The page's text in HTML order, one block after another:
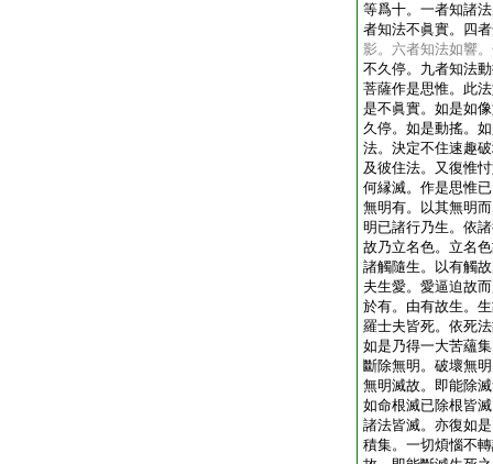
等爲十。一者知諸
者知法不眞實。四
影。六者知法如響
不久停。九者知法
菩薩作是思惟。此
是不眞實。如是如
久停。如是動搖。
法。決定不住速趣
及彼住法。又復惟
何縁滅。作是思惟
無明有。以其無明
明已諸行乃生。依
故乃立名色。立名
諸觸隨生。以有觸
夫生愛。愛逼迫故
於有。由有故生。
羅士夫皆死。依死
如是乃得一大苦蘊
斷除無明。破壞無
無明滅故。即能除
如命根滅已除根皆
諸法皆滅。亦復如
積集。一切煩惱不